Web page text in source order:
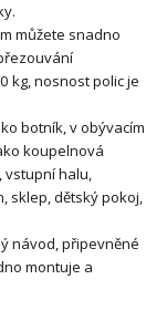
můžete snadno
kg, nosnost polic je
botník, v obývacím
koupelnová
vstupní halu,
sklep, dětský pokoj,
návod, připevněné
montuje a